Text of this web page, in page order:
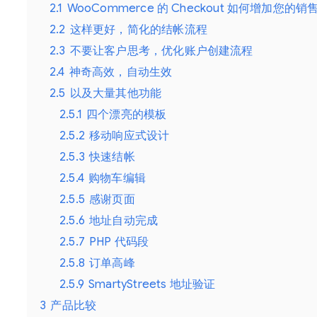
2.1 WooCommerce 的 Checkout 如何增加您的销售
2.2 这样更好，简化的结帐流程
2.3 不要让客户思考，优化账户创建流程
2.4 神奇高效，自动生效
2.5 以及大量其他功能
2.5.1 四个漂亮的模板
2.5.2 移动响应式设计
2.5.3 快速结帐
2.5.4 购物车编辑
2.5.5 感谢页面
2.5.6 地址自动完成
2.5.7 PHP 代码段
2.5.8 订单高峰
2.5.9 SmartyStreets 地址验证
3 产品比较